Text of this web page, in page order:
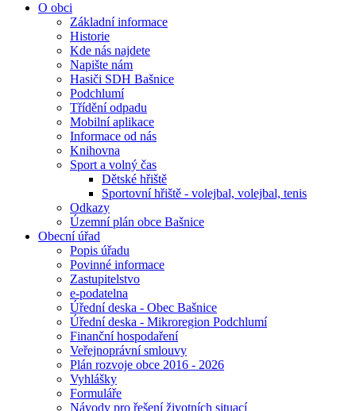
O obci
Základní informace
Historie
Kde nás najdete
Napište nám
Hasiči SDH Bašnice
Podchlumí
Třídění odpadu
Mobilní aplikace
Informace od nás
Knihovna
Sport a volný čas
Dětské hřiště
Sportovní hřiště - volejbal, volejbal, tenis
Odkazy
Územní plán obce Bašnice
Obecní úřad
Popis úřadu
Povinné informace
Zastupitelstvo
e-podatelna
Úřední deska - Obec Bašnice
Úřední deska - Mikroregion Podchlumí
Finanční hospodaření
Veřejnoprávní smlouvy
Plán rozvoje obce 2016 - 2026
Vyhlášky
Formuláře
Návody pro řešení životních situací